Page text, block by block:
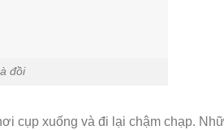
đồi
cụp xuống và đi lại chậm chạp.